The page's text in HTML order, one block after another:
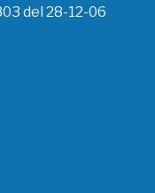
del 28-12-06